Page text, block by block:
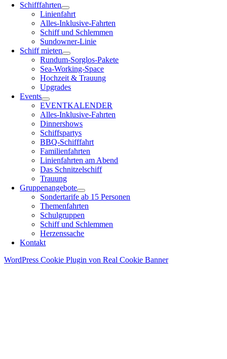
Schifffahrten
Linienfahrt
Alles-Inklusive-Fahrten
Schiff und Schlemmen
Sundowner-Linie
Schiff mieten
Rundum-Sorglos-Pakete
Sea-Working-Space
Hochzeit & Trauung
Upgrades
Events
EVENTKALENDER
Alles-Inklusive-Fahrten
Dinnershows
Schiffspartys
BBQ-Schifffahrt
Familienfahrten
Linienfahrten am Abend
Das Schnitzelschiff
Trauung
Gruppenangebote
Sondertarife ab 15 Personen
Themenfahrten
Schulgruppen
Schiff und Schlemmen
Herzenssache
Kontakt
WordPress Cookie Plugin von Real Cookie Banner